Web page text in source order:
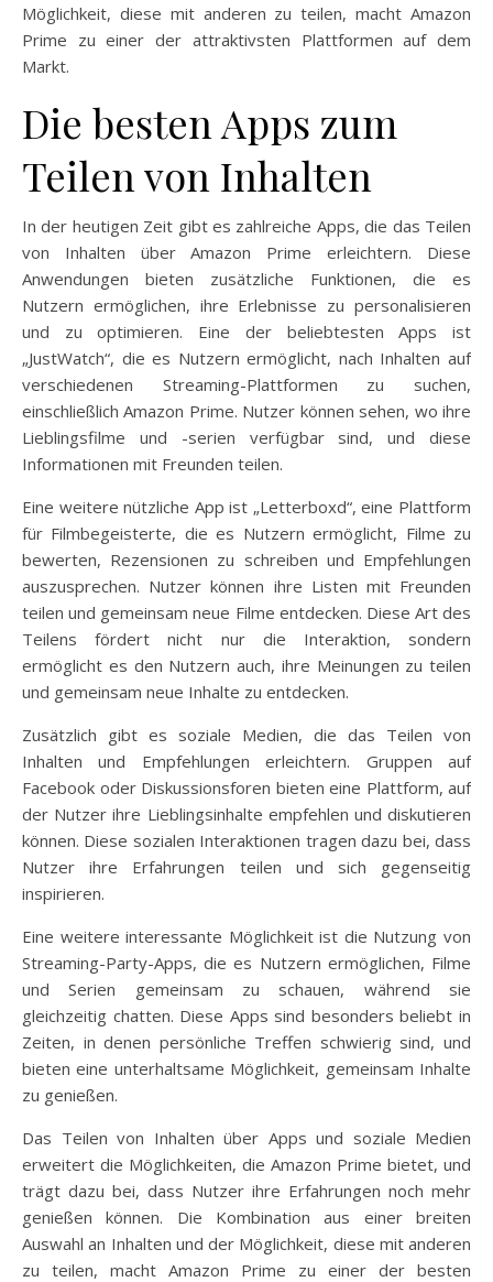
Möglichkeit, diese mit anderen zu teilen, macht Amazon
Prime zu einer der attraktivsten Plattformen auf dem
Markt.
Die besten Apps zum
Teilen von Inhalten
In der heutigen Zeit gibt es zahlreiche Apps, die das Teilen
von Inhalten über Amazon Prime erleichtern. Diese
Anwendungen bieten zusätzliche Funktionen, die es
Nutzern ermöglichen, ihre Erlebnisse zu personalisieren
und zu optimieren. Eine der beliebtesten Apps ist
„JustWatch“, die es Nutzern ermöglicht, nach Inhalten auf
verschiedenen Streaming-Plattformen zu suchen,
einschließlich Amazon Prime. Nutzer können sehen, wo ihre
Lieblingsfilme und -serien verfügbar sind, und diese
Informationen mit Freunden teilen.
Eine weitere nützliche App ist „Letterboxd“, eine Plattform
für Filmbegeisterte, die es Nutzern ermöglicht, Filme zu
bewerten, Rezensionen zu schreiben und Empfehlungen
auszusprechen. Nutzer können ihre Listen mit Freunden
teilen und gemeinsam neue Filme entdecken. Diese Art des
Teilens fördert nicht nur die Interaktion, sondern
ermöglicht es den Nutzern auch, ihre Meinungen zu teilen
und gemeinsam neue Inhalte zu entdecken.
Zusätzlich gibt es soziale Medien, die das Teilen von
Inhalten und Empfehlungen erleichtern. Gruppen auf
Facebook oder Diskussionsforen bieten eine Plattform, auf
der Nutzer ihre Lieblingsinhalte empfehlen und diskutieren
können. Diese sozialen Interaktionen tragen dazu bei, dass
Nutzer ihre Erfahrungen teilen und sich gegenseitig
inspirieren.
Eine weitere interessante Möglichkeit ist die Nutzung von
Streaming-Party-Apps, die es Nutzern ermöglichen, Filme
und Serien gemeinsam zu schauen, während sie
gleichzeitig chatten. Diese Apps sind besonders beliebt in
Zeiten, in denen persönliche Treffen schwierig sind, und
bieten eine unterhaltsame Möglichkeit, gemeinsam Inhalte
zu genießen.
Das Teilen von Inhalten über Apps und soziale Medien
erweitert die Möglichkeiten, die Amazon Prime bietet, und
trägt dazu bei, dass Nutzer ihre Erfahrungen noch mehr
genießen können. Die Kombination aus einer breiten
Auswahl an Inhalten und der Möglichkeit, diese mit anderen
zu teilen, macht Amazon Prime zu einer der besten